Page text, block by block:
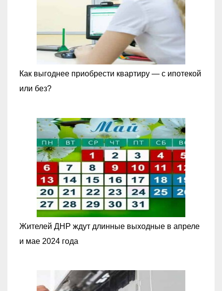
Как выгоднее приобрести квартиру — с ипотекой
или без?
Жителей ДНР ждут длинные выходные в апреле
и мае 2024 года